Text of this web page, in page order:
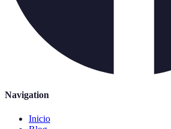
Navigation
Inicio